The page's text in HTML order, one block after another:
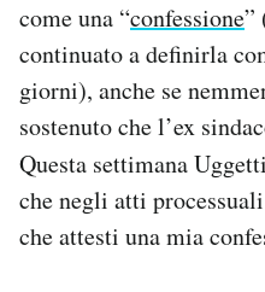
come una “confessione”
continuato a definirla
giorni), anche se
sostenuto che l’ex
Questa settimana Uggetti
che negli atti
che attesti una mia